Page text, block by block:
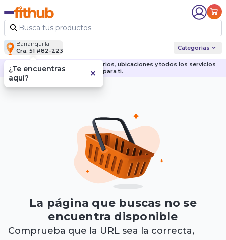
Barranquilla
Cra. 51 #82-223
Categorías
Descubre nuestras sedes, horarios, ubicaciones y todos los servicios
para ti.
La página que buscas no se
encuentra disponible
Comprueba que la URL sea la correcta,
¿Te encuentras
aquí?